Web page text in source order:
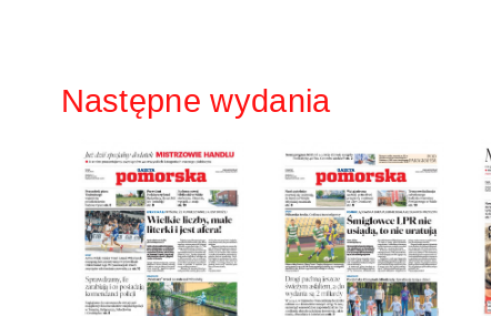
Następne wydania